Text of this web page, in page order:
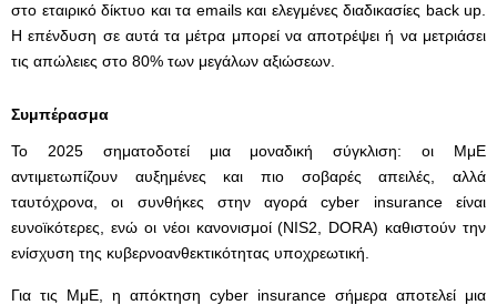
στο εταιρικό δίκτυο και τα emails και ελεγμένες διαδικασίες back up.
Η επένδυση σε αυτά τα μέτρα μπορεί να αποτρέψει ή να μετριάσει
τις απώλειες στο 80% των μεγάλων αξιώσεων.
Συμπέρασμα
Το 2025 σηματοδοτεί μια μοναδική σύγκλιση: οι ΜμΕ
αντιμετωπίζουν αυξημένες και πιο σοβαρές απειλές, αλλά
ταυτόχρονα, οι συνθήκες στην αγορά cyber insurance είναι
ευνοϊκότερες, ενώ οι νέοι κανονισμοί (NIS2, DORA) καθιστούν την
ενίσχυση της κυβερνοανθεκτικότητας υποχρεωτική.
Για τις ΜμΕ, η απόκτηση cyber insurance σήμερα αποτελεί μια